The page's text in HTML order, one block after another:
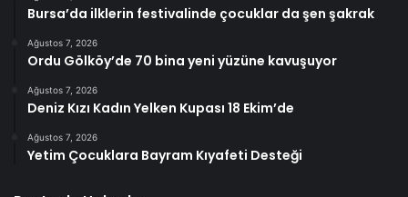
Bursa’da ilklerin festivalinde çocuklar da şen şakrak
Ağustos 7, 2026
Ordu Gölköy’de 70 bina yeni yüzüne kavuşuyor
Ağustos 7, 2026
Deniz Kızı Kadın Yelken Kupası 18 Ekim’de
Ağustos 7, 2026
Yetim Çocuklara Bayram Kıyafeti Desteği